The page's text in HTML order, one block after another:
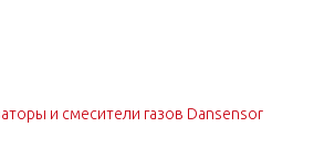
и смесители газов Dansensor